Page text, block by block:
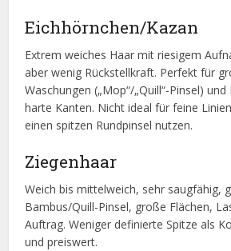
Eichhörnchen/Kazan
Extrem weiches Haar mit riesigem
aber wenig Rückstellkraft. Perfekt für
Waschungen („Mop“/„Quill“-Pinsel)
harte Kanten. Nicht ideal für feine
einen spitzen Rundpinsel nutzen.
Ziegenhaar
Weich bis mittelweich, sehr saugfähig,
Bambus/Quill-Pinsel, große Flächen,
Auftrag. Weniger definierte Spitze als
und preiswert.